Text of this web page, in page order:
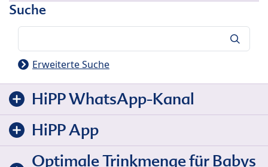
Suche
Erweiterte Suche
HiPP WhatsApp-Kanal
HiPP App
Optimale Trinkmenge für Babys